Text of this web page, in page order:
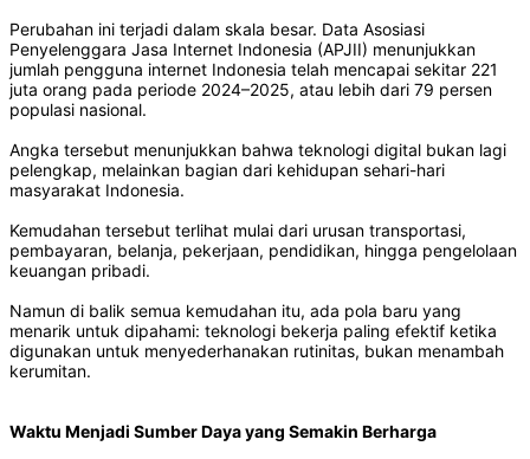
Perubahan ini terjadi dalam skala besar. Data Asosiasi
Penyelenggara Jasa Internet Indonesia (APJII) menunjukkan
jumlah pengguna internet Indonesia telah mencapai sekitar 221
juta orang pada periode 2024–2025, atau lebih dari 79 persen
populasi nasional.
Angka tersebut menunjukkan bahwa teknologi digital bukan lagi
pelengkap, melainkan bagian dari kehidupan sehari-hari
masyarakat Indonesia.
Kemudahan tersebut terlihat mulai dari urusan transportasi,
pembayaran, belanja, pekerjaan, pendidikan, hingga pengelolaan
keuangan pribadi.
Namun di balik semua kemudahan itu, ada pola baru yang
menarik untuk dipahami: teknologi bekerja paling efektif ketika
digunakan untuk menyederhanakan rutinitas, bukan menambah
kerumitan.
Waktu Menjadi Sumber Daya yang Semakin Berharga